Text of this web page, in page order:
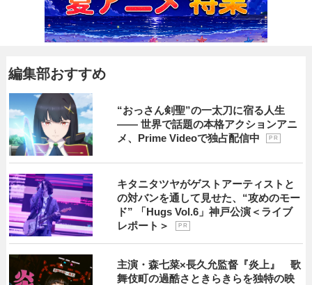
編集部おすすめ
“おっさん剣聖”の一太刀に宿る人生
―― 世界で話題の本格アクションアニ
メ、Prime Videoで独占配信中
P R
キタニタツヤがゲストアーティストと
の対バンを通して見せた、“攻めのモー
ド” 「Hugs Vol.6」神戸公演＜ライブ
レポート＞
P R
主演・森七菜×長久允監督『炎上』 歌
舞伎町の過酷さときらきらを独特の映